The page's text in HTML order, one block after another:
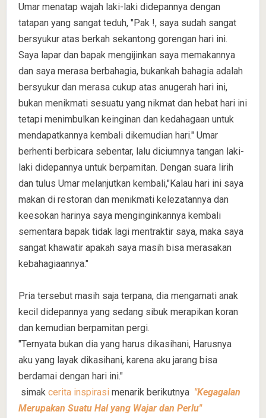
Umar menatap wajah laki-laki didepannya dengan
tatapan yang sangat teduh, "Pak !, saya sudah sangat
bersyukur atas berkah sekantong gorengan hari ini.
Saya lapar dan bapak mengijinkan saya memakannya
dan saya merasa berbahagia, bukankah bahagia adalah
bersyukur dan merasa cukup atas anugerah hari ini,
bukan menikmati sesuatu yang nikmat dan hebat hari ini
tetapi menimbulkan keinginan dan kedahagaan untuk
mendapatkannya kembali dikemudian hari." Umar
berhenti berbicara sebentar, lalu diciumnya tangan laki-
laki didepannya untuk berpamitan. Dengan suara lirih
dan tulus Umar melanjutkan kembali,"Kalau hari ini saya
makan di restoran dan menikmati kelezatannya dan
keesokan harinya saya menginginkannya kembali
sementara bapak tidak lagi mentraktir saya, maka saya
sangat khawatir apakah saya masih bisa merasakan
kebahagiaannya."
Pria tersebut masih saja terpana, dia mengamati anak
kecil didepannya yang sedang sibuk merapikan koran
dan kemudian berpamitan pergi.
"Ternyata bukan dia yang harus dikasihani, Harusnya
aku yang layak dikasihani, karena aku jarang bisa
berdamai dengan hari ini."
simak cerita inspirasi menarik berikutnya "Kegagalan
Merupakan Suatu Hal yang Wajar dan Perlu"